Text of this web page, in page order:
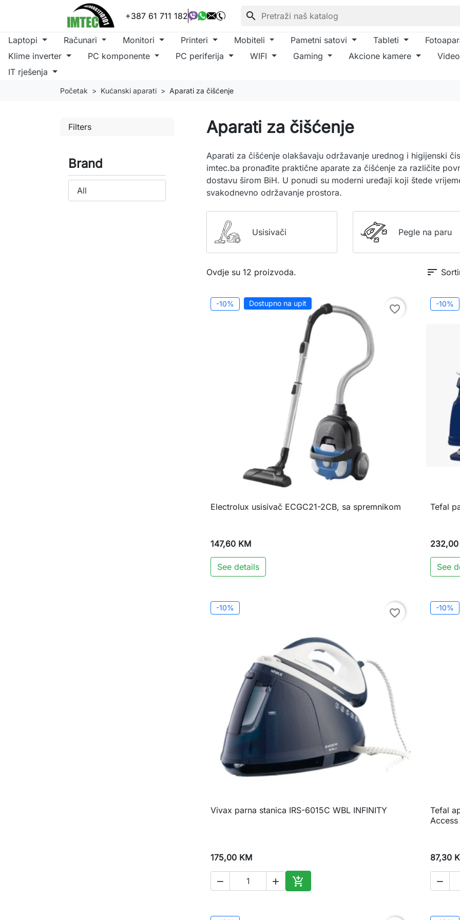
+387 61 711 182 search
Laptopi Računari Monitori Printeri Mobiteli Pametni satovi Tableti
Klime inverter
PC komponente PC periferija WIFI Gaming Akcione kamere
IT rješenja
Početak Kućanski aparati Aparati za čišćenje
Filters
Brand
Aparati za čišćenje
Aparati za čišćenje olakšavaju održavanje urednog i higijenski
imtec.ba pronađite praktične aparate za čišćenje za različite
dostavu širom BiH. U ponudi su moderni uređaji koji štede
svakodnevno održavanje prostora.
Usisivači Pegle na paru
Ovdje su 12 proizvoda. sort
-10% Dostupno na upit favorite_border
 Brzi pregled
Electrolux usisivač ECGC21-2CB, sa spremnikom
147,60 KM
See details
-10%
Tefal
232,00
See
-10% favorite_border
 Brzi pregled
Vivax parna stanica IRS-6015C WBL INFINITY
175,00 KM
  
Dodaj u korpu
-10%
Tefal
Access
87,30
